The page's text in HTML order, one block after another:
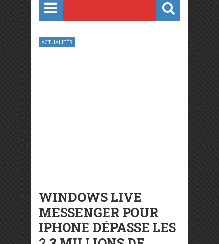
ACTUALITÉS
WINDOWS LIVE
MESSENGER POUR
IPHONE DÉPASSE LES